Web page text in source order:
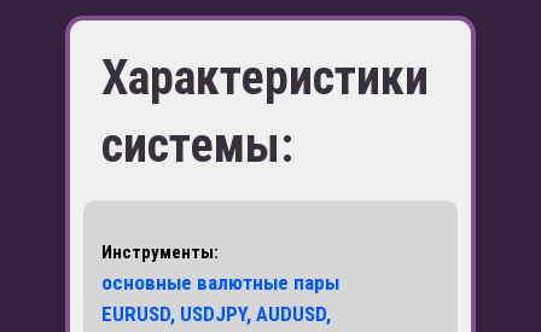
Характеристики
системы:
Инструменты:
основные валютные пары
EURUSD, USDJPY, AUDUSD,